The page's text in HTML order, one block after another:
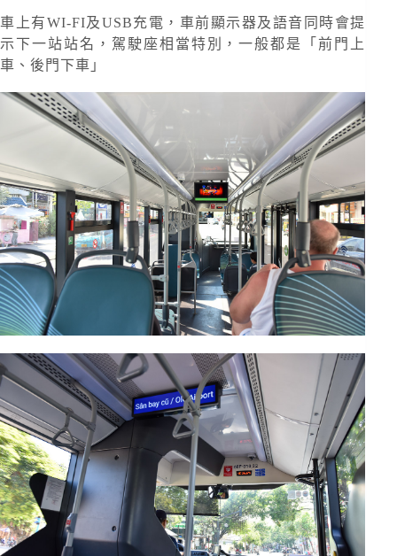
車上有WI-FI及USB充電，車前顯示器及語音同時會提
示下一站站名，駕駛座相當特別，一般都是「前門上
車、後門下車」